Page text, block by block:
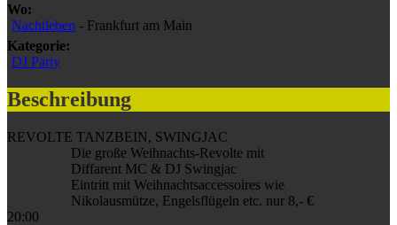
Wo:
Nachtleben - Frankfurt am Main
Kategorie:
DJ Party
Beschreibung
REVOLTE TANZBEIN, SWINGJAC
Die große Weihnachts-Revolte mit
Diffarent MC & DJ Swingjac
Eintritt mit Weihnachtsaccessoires wie
Nikolausmütze, Engelsflügeln etc. nur 8,- €
20:00